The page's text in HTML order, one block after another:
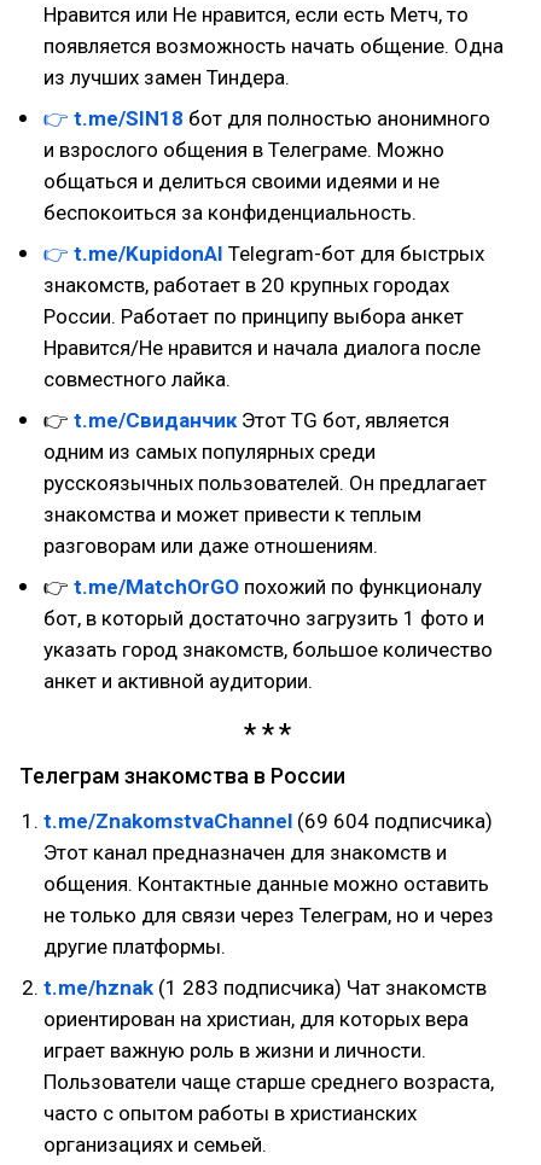
Нравится или Не нравится, если есть Метч, то
появляется возможность начать общение. Одна
из лучших замен Тиндера.
👉 t.me/SIN18 бот для полностью анонимного
и взрослого общения в Телеграме. Можно
общаться и делиться своими идеями и не
беспокоиться за конфиденциальность.
👉 t.me/KupidonAI Telegram-бот для быстрых
знакомств, работает в 20 крупных городах
России. Работает по принципу выбора анкет
Нравится/Не нравится и начала диалога после
совместного лайка.
👉 t.me/Свиданчик Этот TG бот, является
одним из самых популярных среди
русскоязычных пользователей. Он предлагает
знакомства и может привести к теплым
разговорам или даже отношениям.
👉 t.me/MatchOrGO похожий по функционалу
бот, в который достаточно загрузить 1 фото и
указать город знакомств, большое количество
анкет и активной аудитории.
Телеграм знакомства в России
t.me/ZnakomstvaChannel (69 604 подписчика)
Этот канал предназначен для знакомств и
общения. Контактные данные можно оставить
не только для связи через Телеграм, но и через
другие платформы.
t.me/hznak (1 283 подписчика) Чат знакомств
ориентирован на христиан, для которых вера
играет важную роль в жизни и личности.
Пользователи чаще старше среднего возраста,
часто с опытом работы в христианских
организациях и семьей.